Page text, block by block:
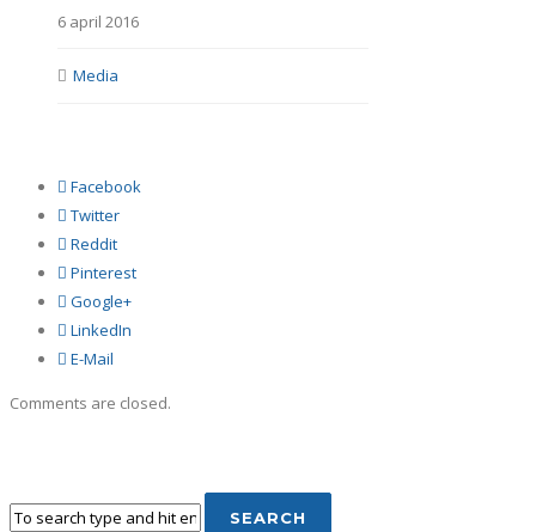
6 april 2016
Media
Facebook
Twitter
Reddit
Pinterest
Google+
LinkedIn
E-Mail
Comments are closed.